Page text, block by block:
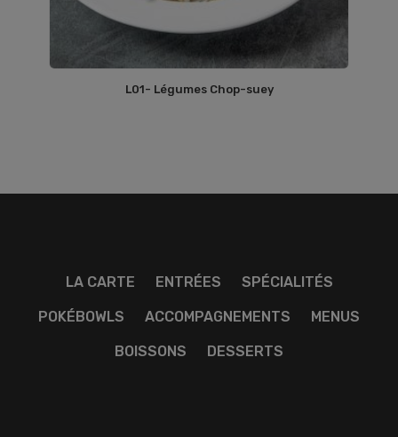
L01- Légumes Chop-suey
LA CARTE ENTRÉES SPÉCIALITÉS
POKÉBOWLS ACCOMPAGNEMENTS MENUS
BOISSONS DESSERTS